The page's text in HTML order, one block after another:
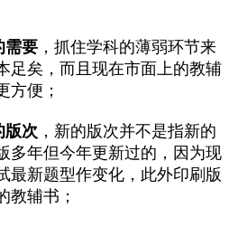
需要 ，抓住学科的薄弱环节来
足矣，而且现在市面上的教辅
方便；
版次 ，新的版次并不是指新的
多年但今年更新过的，因为现
最新题型作变化，此外印刷版
教辅书；